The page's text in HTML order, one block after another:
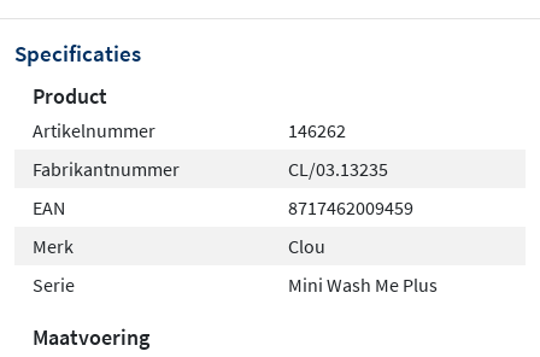
Specificaties
Product
Artikelnummer
146262
Fabrikantnummer
CL/03.13235
EAN
8717462009459
Merk
Clou
Serie
Mini Wash Me Plus
Maatvoering